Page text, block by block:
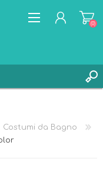
(0)
Costumi da Bagno